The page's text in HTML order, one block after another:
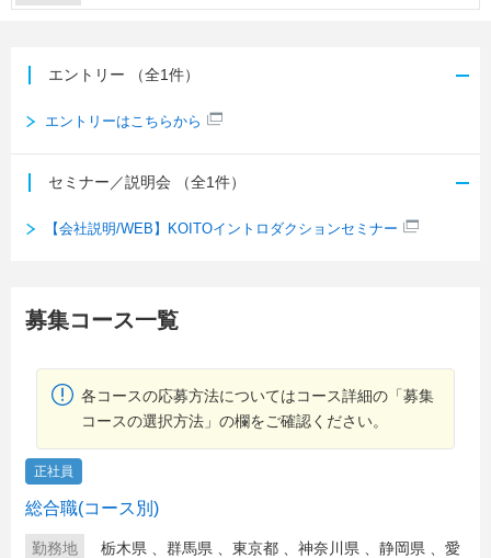
エントリー （全1件）
エントリーはこちらから
セミナー／説明会 （全1件）
【会社説明/WEB】KOITOイントロダクションセミナー
募集コース一覧
各コースの応募方法についてはコース詳細の「募集
コースの選択方法」の欄をご確認ください。
正社員
総合職(コース別)
勤務地 栃木県 群馬県 東京都 神奈川県 静岡県
愛